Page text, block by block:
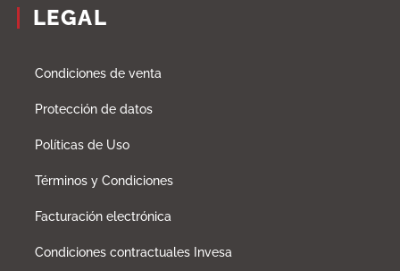
LEGAL
Condiciones de venta
Protección de datos
Políticas de Uso
Términos y Condiciones
Facturación electrónica
Condiciones contractuales Invesa